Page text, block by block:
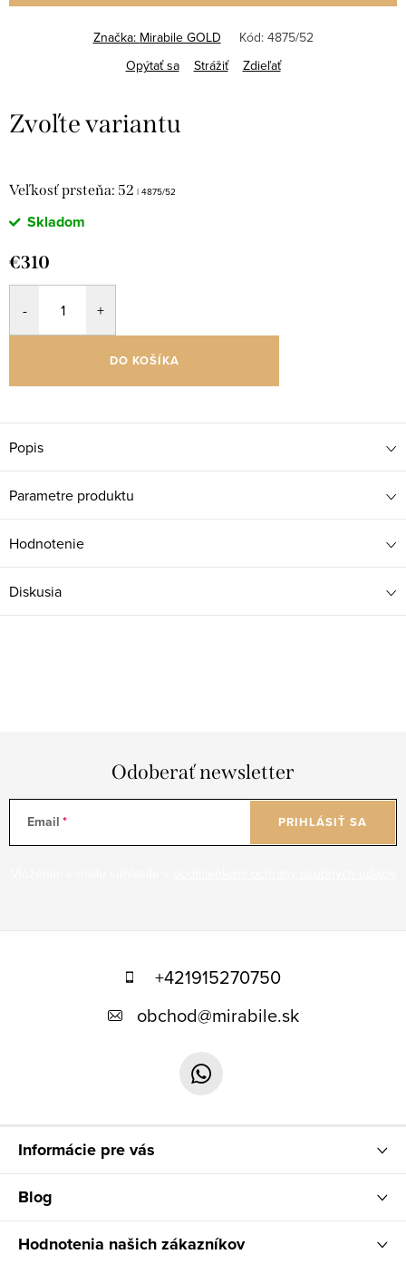
Značka: Mirabile GOLD Kód: 4875/52
Opýtať sa
Strážiť Zdieľať
Veľkosť prsteňa: 52 | 4875/52
Skladom
€310
DO KOŠÍKA
Popis
Parametre produktu
Hodnotenie
Diskusia
Odoberať newsletter
Email PRIHLÁSIŤ SA
Informácie pre vás
Blog
Hodnotenia našich zákazníkov
+421915270750
obchod@mirabile.sk